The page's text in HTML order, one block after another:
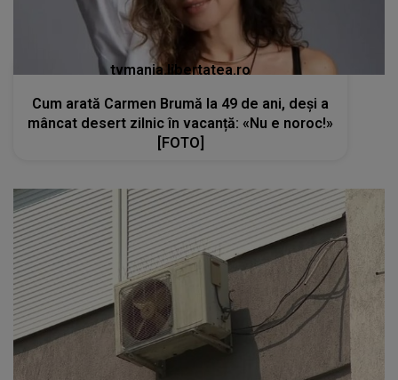
tvmania.libertatea.ro
Cum arată Carmen Brumă la 49 de ani, deși a
mâncat desert zilnic în vacanță: «Nu e noroc!»
[FOTO]